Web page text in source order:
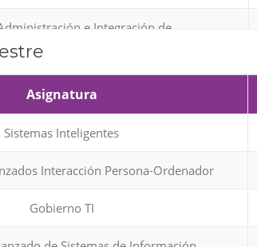
e Integración de
infraestructuras TI
Calidad y Auditoría
Computación Gráfica
Asignatura
Sistemas Inteligentes
Interacción Persona-Ordenador
Gobierno TI